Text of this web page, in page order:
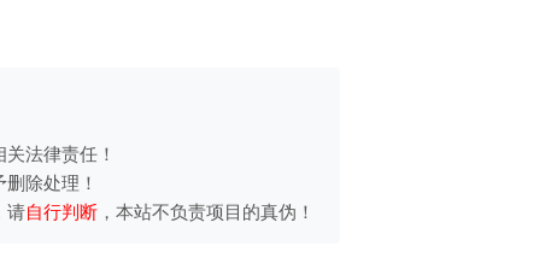
法律责任！
除处理！
请自行判断 ，本站不负责项目的真伪！